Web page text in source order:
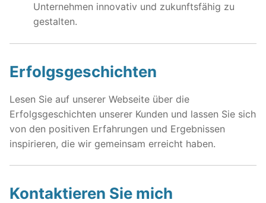
Unternehmen innovativ und zukunftsfähig zu
gestalten.
Erfolgsgeschichten
Lesen Sie auf unserer Webseite über die
Erfolgsgeschichten unserer Kunden und lassen Sie sich
von den positiven Erfahrungen und Ergebnissen
inspirieren, die wir gemeinsam erreicht haben.
Kontaktieren Sie mich